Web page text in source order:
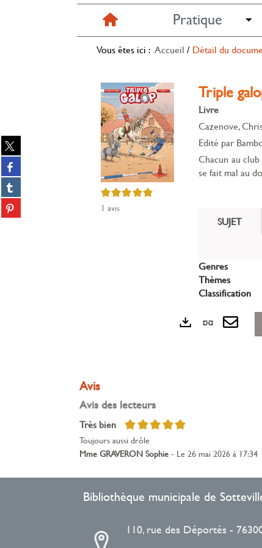
Vous êtes ici : Accueil / Détail du
Pratique
Partager
sur
twitter
(Nouvelle
fenêtre)
Partager
sur
facebook
(Nouvelle
fenêtre)
Partager
sur
tumblr
Partager
sur
5/5
1 avis
Triple
Livre
Cazenove,
Edité par
Chacun au
se fait mal au
SUJET
Genres
Thèmes
Classification
Lien
Avis
Avis des lecteurs
Très bien 5/5
Toujours aussi drôle
Mme GRAVERON Sophie- Le 26 mai 2026 à 17:34
Bibliothèque municipale de
110, rue des Déportés -